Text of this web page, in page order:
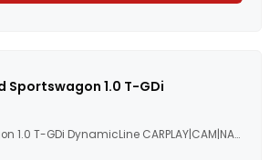
Sportswagon 1.0 T-GDi
Ceed Sportswagon 1.0 T-GDi DynamicLine CARPLAY|CAM|NAV|AD...